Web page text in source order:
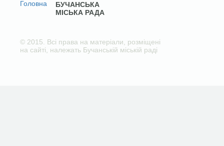
БУЧАНСЬКА
МІСЬКА РАДА
© 2015. Всі права на матеріали, розміщені
на сайті, належать Бучанській міській раді